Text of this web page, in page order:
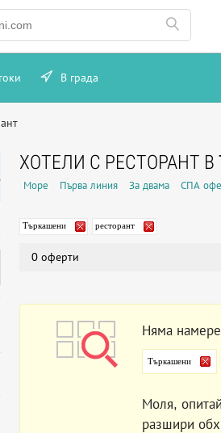
В града
ХОТЕЛИ С РЕСТОРАНТ В
Море Първа линия За двама СПА
Търкашени ресторант
0 оферти
Няма
Търкашени
Моля,
разшири